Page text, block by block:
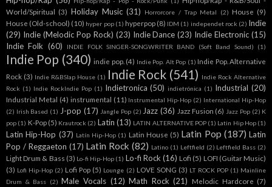
World/Spiritual (3) Holiday Music (31) Horrorcore / Trap Metal (2) House (9)
House (Old-school) (10) hyper pop (1) hyperpop (8) IDM (1) independet rock (2) Indie
(29) Indie (Melodic Pop Rock) (23) Indie Dance (23) Indie Electronic (15)
Indie Folk (60) INDIE FOLK SINGER-SONGWRITER BAND (Soft Band Sound) (1)
Indie Pop (340) indie pop. (4) Indie Pop. Alt Pop (1) Indie Pop. Alternative
Rock (3) Indie R&BSlap House (1) Indie Rock (541) Indie Rock Alternative
Rock (1) Indie RockIndie Pop (1) Indietronica (50) indietrónica (1) Industrial (20)
Industrial Metal (4) instrumental (11) Instrumental Hip-Hop (2) International Hip-Hop
(2) Irish Based (1) J-pop (17) Jangle Pop (2) Jazz (36) Jazz Fusion (6) Jazz Pop (2) K
pop (1) K-Pop (5) Krautrock (2) Latin (13) LATIN ALTERNATIVE POP (1) Latin Hip Hop (1)
Latin Hip-Hop (37) Latín Hip-Hop (1) Latin House (5) Latin Pop (187) Latin
Pop / Reggaeton (17) Latin Rock (82) Latino (1) Leftfield (2) Leftfield Bass (2)
Light Drum & Bass (3) Lo-fi Hip-Hop (1) Lo-fi Rock (16) Lofi (5) LOFI (Guitar Music)
(3) Lofi Hip-Hop (2) Lofi Pop (5) Lounge (2) LOVE SONG (3) LT ROCK POP (1) Mainline
Drum & Bass (2) Male Vocals (12) Math Rock (21) Melodic Hardcore (7)